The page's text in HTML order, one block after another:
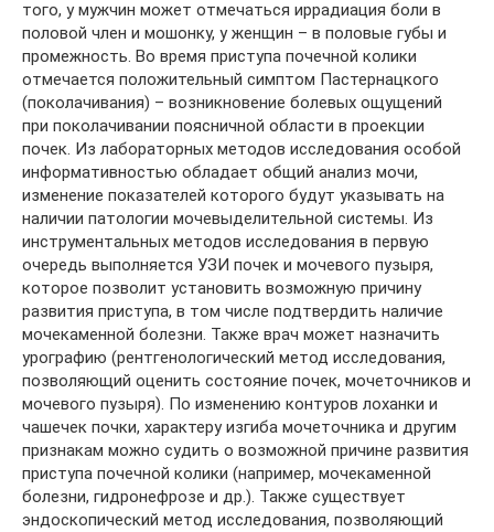
того, у мужчин может отмечаться иррадиация боли в
половой член и мошонку, у женщин – в половые губы и
промежность. Во время приступа почечной колики
отмечается положительный симптом Пастернацкого
(поколачивания) – возникновение болевых ощущений
при поколачивании поясничной области в проекции
почек. Из лабораторных методов исследования особой
информативностью обладает общий анализ мочи,
изменение показателей которого будут указывать на
наличии патологии мочевыделительной системы. Из
инструментальных методов исследования в первую
очередь выполняется УЗИ почек и мочевого пузыря,
которое позволит установить возможную причину
развития приступа, в том числе подтвердить наличие
мочекаменной болезни. Также врач может назначить
урографию (рентгенологический метод исследования,
позволяющий оценить состояние почек, мочеточников и
мочевого пузыря). По изменению контуров лоханки и
чашечек почки, характеру изгиба мочеточника и другим
признакам можно судить о возможной причине развития
приступа почечной колики (например, мочекаменной
болезни, гидронефрозе и др.). Также существует
эндоскопический метод исследования, позволяющий